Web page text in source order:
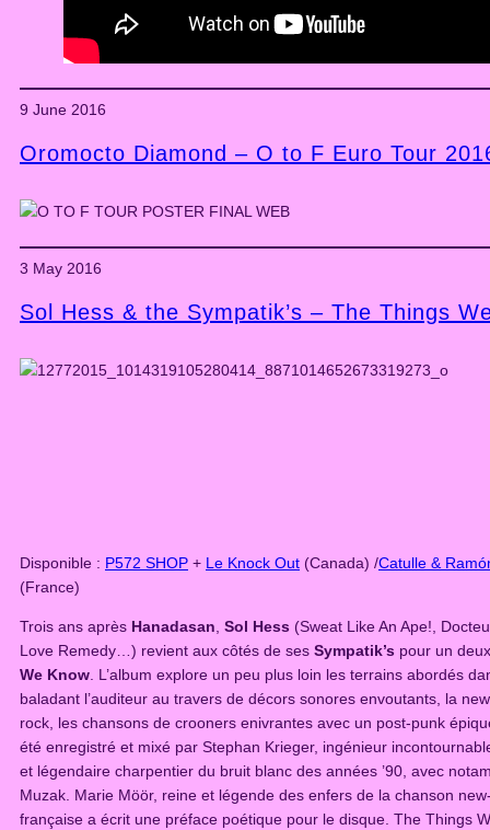
9 June 2016
Oromocto Diamond – O to F Euro Tour
3 May 2016
Sol Hess & the Sympatik’s – The Things
Disponible : P572 SHOP + Le Knock Out (Canada) /Catulle &
(France)
Trois ans après Hanadasan, Sol Hess (Sweat Like An Ape!,
Love Remedy…) revient aux côtés de ses Sympatik’s pour un
We Know. L’album explore un peu plus loin les terrains abordés
baladant l’auditeur au travers de décors sonores envoutants, la
rock, les chansons de crooners enivrantes avec un post-punk
été enregistré et mixé par Stephan Krieger, ingénieur
et légendaire charpentier du bruit blanc des années ’90, avec
Muzak. Marie Möör, reine et légende des enfers de la chanson
française a écrit une préface poétique pour le disque. The Things